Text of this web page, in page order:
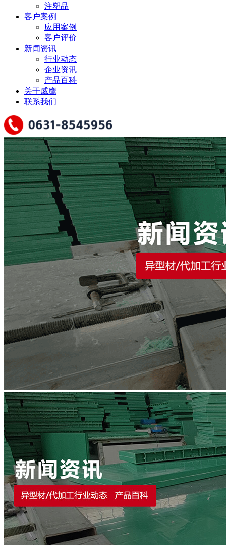
注塑品
客户案例
应用案例
客户评价
新闻资讯
行业动态
企业资讯
产品百科
关于威鹰
联系我们